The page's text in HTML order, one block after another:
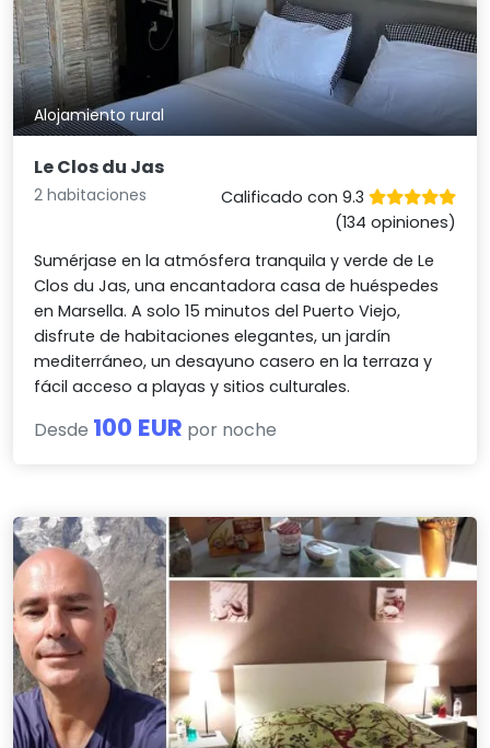
Alojamiento rural
Le Clos du Jas
2 habitaciones
Calificado con 9.3
(134 opiniones)
Sumérjase en la atmósfera tranquila y verde de Le
Clos du Jas, una encantadora casa de huéspedes
en Marsella. A solo 15 minutos del Puerto Viejo,
disfrute de habitaciones elegantes, un jardín
mediterráneo, un desayuno casero en la terraza y
fácil acceso a playas y sitios culturales.
Desde 100 EUR por noche